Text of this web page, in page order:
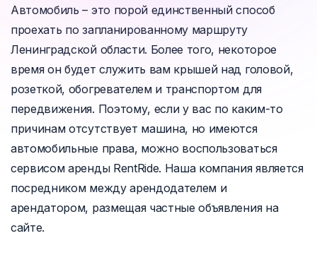
Автомобиль – это порой единственный способ
проехать по запланированному маршруту
Ленинградской области. Более того, некоторое
время он будет служить вам крышей над головой,
розеткой, обогревателем и транспортом для
передвижения. Поэтому, если у вас по каким-то
причинам отсутствует машина, но имеются
автомобильные права, можно воспользоваться
сервисом аренды RentRide. Наша компания является
посредником между арендодателем и
арендатором, размещая частные объявления на
сайте.